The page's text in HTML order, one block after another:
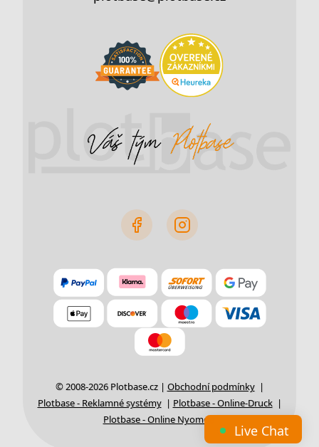
© 2008-2026 Plotbase.cz | Obchodní podmínky |
Plotbase - Reklamné systémy | Plotbase - Online-Druck |
Plotbase - Online Nyomda
Live Chat